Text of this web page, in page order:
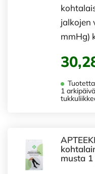
jalkojen
mmHg)
1
musta 1